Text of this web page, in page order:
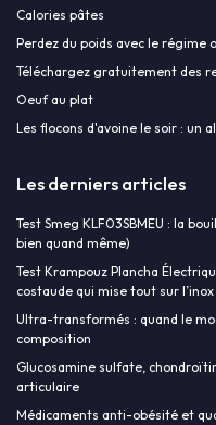
Calories pâtes
Perdez du poids avec le régime
Téléchargez gratuitement des
Oeuf au plat
Les flocons d'avoine le soir : un
Les derniers articles
Test Smeg KLF03SBMEU : la
bien quand même)
Test Krampouz Plancha
costaude qui mise tout sur l’inox
Ultra-transformés : quand le
composition
Glucosamine sulfate,
articulaire
Médicaments anti-obésité et